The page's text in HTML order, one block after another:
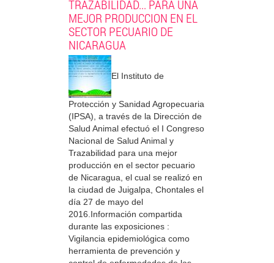
TRAZABILIDAD... PARA UNA
MEJOR PRODUCCION EN EL
SECTOR PECUARIO DE
NICARAGUA
El Instituto de
Protección y Sanidad Agropecuaria
(IPSA), a través de la Dirección de
Salud Animal efectuó el I Congreso
Nacional de Salud Animal y
Trazabilidad para una mejor
producción en el sector pecuario
de Nicaragua, el cual se realizó en
la ciudad de Juigalpa, Chontales el
día 27 de mayo del
2016.Información compartida
durante las exposiciones :
Vigilancia epidemiológica como
herramienta de prevención y